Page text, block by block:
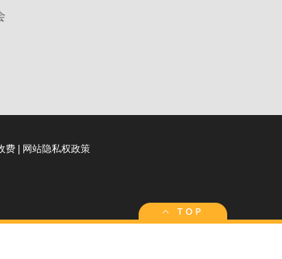
费 网站隐私权政策